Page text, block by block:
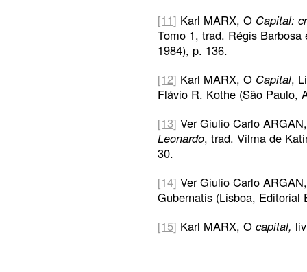
[11] Karl MARX, O Capital:
Tomo 1, trad. Régis
1984), p. 136.
[12] Karl MARX, O Capital,
Flávio R. Kothe (São Paulo,
[13] Ver Giulio Carlo
Leonardo, trad. Vilma de
30.
[14] Ver Giulio Carlo
Gubernatis (Lisboa, Editorial
[15] Karl MARX, O capital,